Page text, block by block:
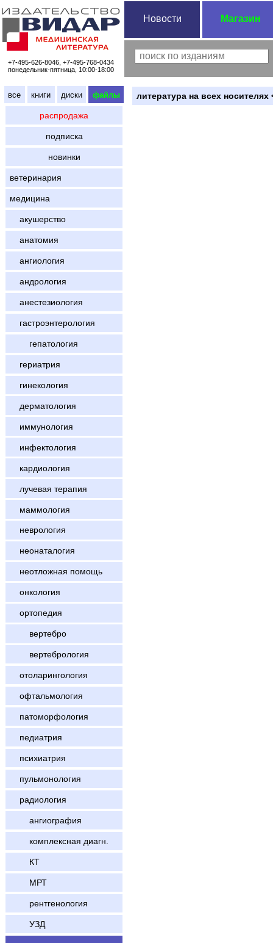
+7-495-626-8046, +7-495-768-0434
понедельник-пятница, 10:00-18:00
Новости Магазин
все книги диски файлы
распродажа
подписка
новинки
ветеринария
медицина
акушерство
анатомия
ангиология
андрология
анестезиология
гастроэнтерология
гепатология
гериатрия
гинекология
дерматология
иммунология
инфектология
кардиология
лучевая терапия
маммология
неврология
неонаталогия
неотложная помощь
онкология
ортопедия
вертебро
вертебрология
отоларингология
офтальмология
патоморфология
педиатрия
психиатрия
пульмонология
радиология
ангиография
комплексная диагн.
КТ
МРТ
рентгенология
УЗД
литература на всех носителях